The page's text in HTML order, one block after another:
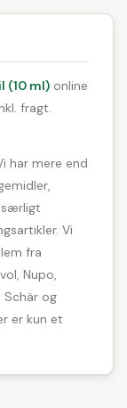
(10 ml) online
fragt.
har mere end
særligt
Vi
fra
Nupo,
Schär og
er kun et